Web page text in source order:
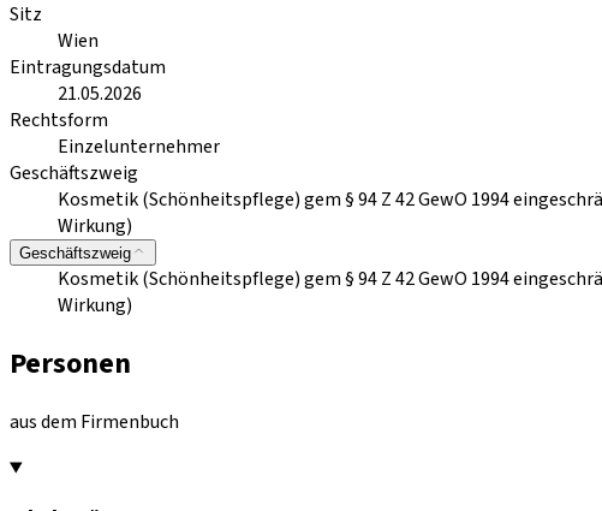
Sitz
Wien
Eintragungsdatum
21.05.2026
Rechtsform
Einzelunternehmer
Geschäftszweig
Kosmetik (Schönheitspflege) gem § 94 Z 42 GewO 1994
Wirkung)
Geschäftszweig
Kosmetik (Schönheitspflege) gem § 94 Z 42 GewO 1994
Wirkung)
Personen
aus dem Firmenbuch